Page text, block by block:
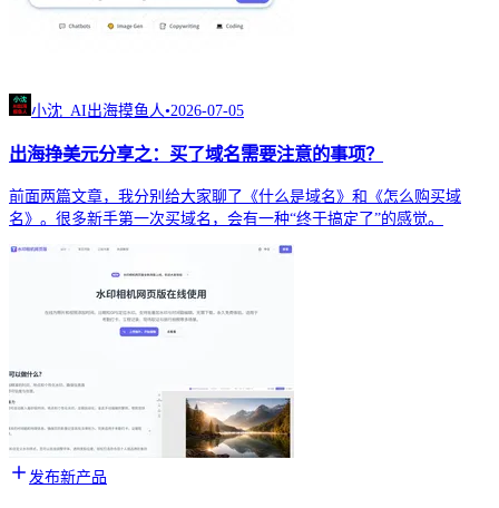
小沈_AI出海摸鱼人•2026-07-05
出海挣美元分享之：买了域名需要注意的事项？
前面两篇文章，我分别给大家聊了《什么是域名》和《怎么购买域
名》。很多新手第一次买域名，会有一种“终于搞定了”的感觉。
发布新产品